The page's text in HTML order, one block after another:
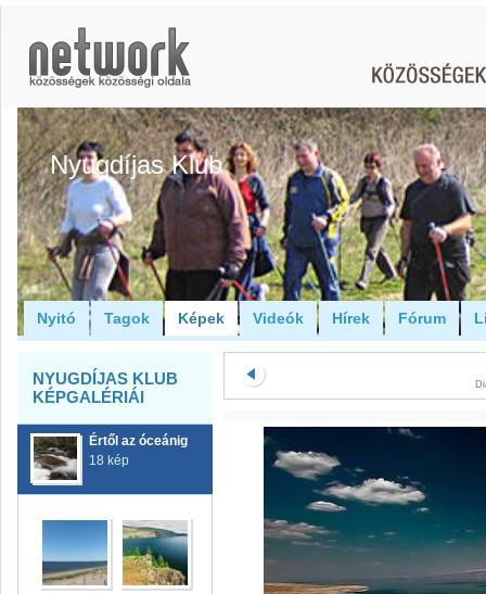
Nyugdíjas Klub
Nyitó Tagok Képek Videók Hírek Fórum
NYUGDÍJAS KLUB
KÉPGALÉRIÁI
Értől az óceánig
18 kép